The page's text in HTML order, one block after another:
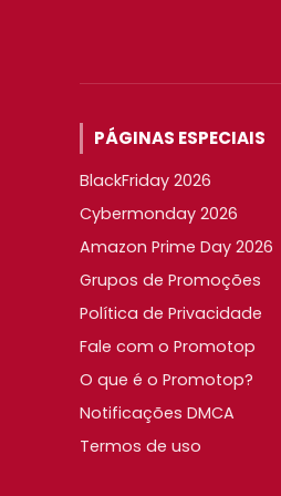
PÁGINAS ESPECIAIS
BlackFriday 2026
Cybermonday 2026
Amazon Prime Day 2026
Grupos de Promoções
Política de Privacidade
Fale com o Promotop
O que é o Promotop?
Notificações DMCA
Termos de uso